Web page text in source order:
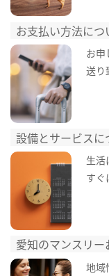
お支払い方法につ
お申
送り
設備とサービスに
生活
すぐ
愛知のマンスリ
地域